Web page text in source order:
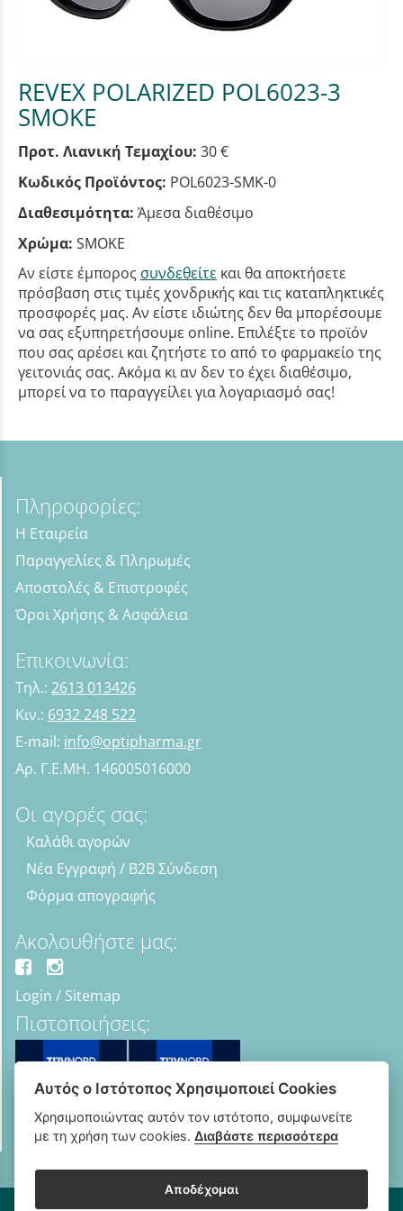
REVEX POLARIZED POL6023-3
SMOKE
Προτ. Λιανική Τεμαχίου: 30 €
Κωδικός Προϊόντος: POL6023-SMK-0
Διαθεσιμότητα: Άμεσα διαθέσιμο
Χρώμα: SMOKE
Αν είστε έμπορος συνδεθείτε και θα αποκτήσετε
πρόσβαση στις τιμές χονδρικής και τις καταπληκτικές
προσφορές μας. Αν είστε ιδιώτης δεν θα μπορέσουμε
να σας εξυπηρετήσουμε online. Επιλέξτε το προϊόν
που σας αρέσει και ζητήστε το από το φαρμακείο της
γειτονιάς σας. Ακόμα κι αν δεν το έχει διαθέσιμο,
μπορεί να το παραγγείλει για λογαριασμό σας!
Πληροφορίες:
Η Εταιρεία
Παραγγελίες & Πληρωμές
Αποστολές & Επιστροφές
Όροι Χρήσης & Ασφάλεια
Επικοινωνία:
Τηλ.: 2613 013426
Κιν.: 6932 248 522
E-mail: info@optipharma.gr
Αρ. Γ.Ε.ΜΗ. 146005016000
Οι αγορές σας:
Καλάθι αγορών
Νέα Εγγραφή / B2B Σύνδεση
Φόρμα απογραφής
Ακολουθήστε μας:
Login / Sitemap
Πιστοποιήσεις:
Copyright © 2018 - 2026 B2B Οπτικά - Optipharma e-shop
Αυτός ο Ιστότοπος Χρησιμοποιεί Cookies
Χρησιμοποιώντας αυτόν τον ιστότοπο, συμφωνείτε
με τη χρήση των cookies.Διαβάστε περισσότερα
Αποδέχομαι